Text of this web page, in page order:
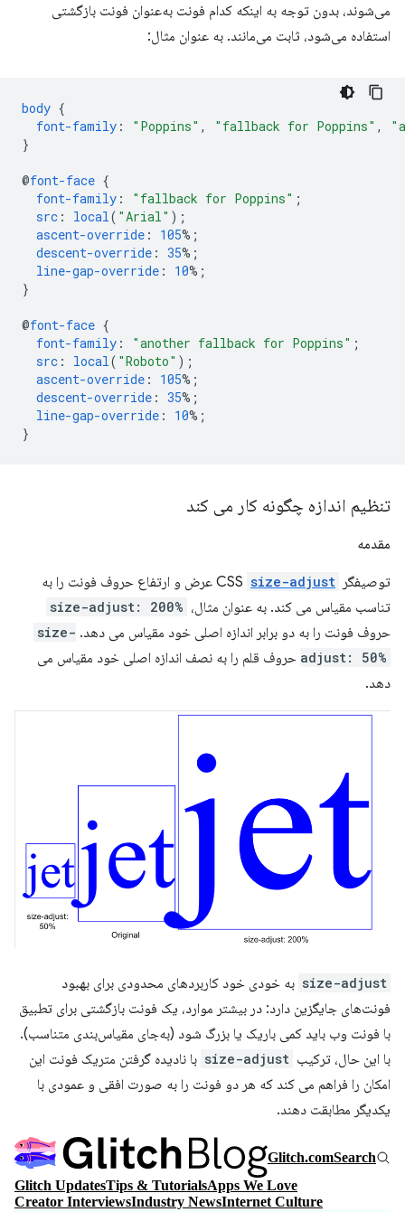
می‌شوند، بدون توجه به اینکه کدام فونت به‌عنوان فونت بازگشتی
استفاده می‌شود، ثابت می‌مانند. به عنوان مثال:
body {
font-family : "Poppins" , "fallback for Poppins" ,
}
@font-face {
font-family : "fallback for Poppins" ;
src : local( "Arial" );
ascent-override : 105%;
descent-override : 35%;
line-gap-override : 10%;
}
@font-face {
font-family : "another fallback for Poppins" ;
src : local( "Roboto" );
ascent-override : 105%;
descent-override : 35%;
line-gap-override : 10%;
}
تنظیم اندازه چگونه کار می کند
مقدمه
توصیفگر CSS size-adjust
عرض و ارتفاع حروف فونت را به
تناسب مقیاس می کند. به عنوان مثال، size-adjust: 200%
حروف فونت را به دو برابر اندازه اصلی خود مقیاس می دهد. size-
adjust: 50% حروف قلم را به نصف اندازه اصلی خود مقیاس می
دهد.
size-adjust به خودی خود کاربردهای محدودی برای بهبود
فونت‌های جایگزین دارد: در بیشتر موارد، یک فونت بازگشتی برای تطبیق
با فونت وب باید کمی باریک یا بزرگ شود (به‌جای مقیاس‌بندی متناسب).
با این حال، ترکیب size-adjust با نادیده گرفتن متریک فونت این
امکان را فراهم می کند که هر دو فونت را به صورت افقی و عمودی با
یکدیگر مطابقت دهند.